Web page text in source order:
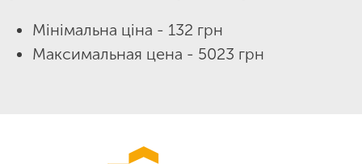
Мінімальна ціна - 132 грн
Максимальная цена - 5023 грн